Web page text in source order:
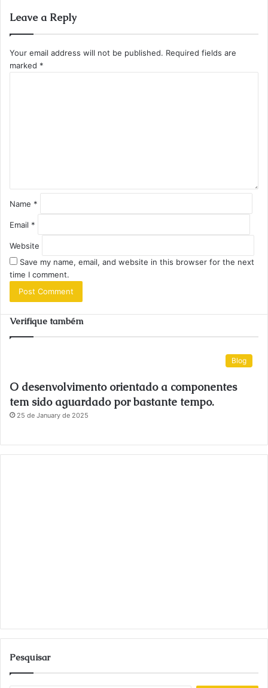
Leave a Reply
Your email address will not be published. Required fields are
marked *
Name *
Email *
Website
Save my name, email, and website in this browser for the next
time I comment.
Verifique também
Blog
O desenvolvimento orientado a componentes
tem sido aguardado por bastante tempo.
25 de January de 2025
Pesquisar